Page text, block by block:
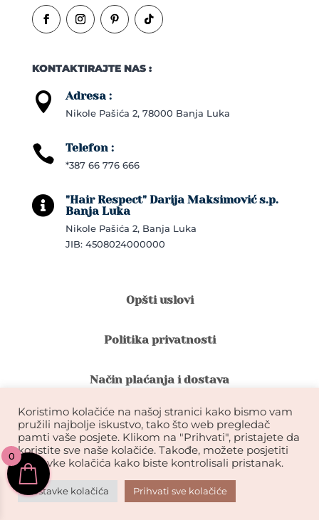
KONTAKTIRAJTE NAS :
 Adresa :
Nikole Pašića 2, 78000 Banja Luka
 Telefon :
*387 66 776 666

"Hair Respect" Darija Maksimović s.p.
Banja Luka
Nikole Pašića 2, Banja Luka
JIB: 4508024000000
Opšti uslovi
Politika privatnosti
Način plaćanja i dostava
Reklamacije i povrat robe
Garancija na kvalitet ekstenzija
Koristimo kolačiće na našoj stranici kako bismo vam
pružili najbolje iskustvo, tako što web pregledač
pamti vaše posjete. Klikom na "Prihvati", pristajete da
koristite sve naše kolačiće. Takođe, možete posjetiti
postavke kolačića kako biste kontrolisali pristanak.
Postavke kolačića Prihvati sve kolačiće
0